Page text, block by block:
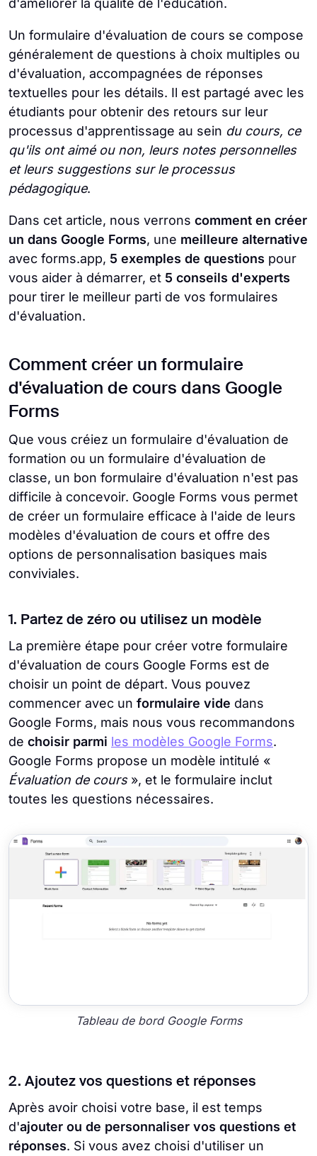
d'améliorer la qualité de l'éducation.
Un formulaire d'évaluation de cours se compose
généralement de questions à choix multiples ou
d'évaluation, accompagnées de réponses
textuelles pour les détails. Il est partagé avec les
étudiants pour obtenir des retours sur leur
processus d'apprentissage au sein du cours, ce
qu'ils ont aimé ou non, leurs notes personnelles
et leurs suggestions sur le processus
pédagogique.
Dans cet article, nous verrons comment en créer
un dans Google Forms, une meilleure alternative
avec forms.app, 5 exemples de questions pour
vous aider à démarrer, et 5 conseils d'experts
pour tirer le meilleur parti de vos formulaires
d'évaluation.
Comment créer un formulaire
d'évaluation de cours dans Google
Forms
Que vous créiez un formulaire d'évaluation de
formation ou un formulaire d'évaluation de
classe, un bon formulaire d'évaluation n'est pas
difficile à concevoir. Google Forms vous permet
de créer un formulaire efficace à l'aide de leurs
modèles d'évaluation de cours et offre des
options de personnalisation basiques mais
conviviales.
1. Partez de zéro ou utilisez un modèle
La première étape pour créer votre formulaire
d'évaluation de cours Google Forms est de
choisir un point de départ. Vous pouvez
commencer avec un formulaire vide dans
Google Forms, mais nous vous recommandons
de choisir parmi les modèles Google Forms.
Google Forms propose un modèle intitulé «
Évaluation de cours», et le formulaire inclut
toutes les questions nécessaires.
Tableau de bord Google Forms
2. Ajoutez vos questions et réponses
Après avoir choisi votre base, il est temps
d'ajouter ou de personnaliser vos questions et
réponses. Si vous avez choisi d'utiliser un